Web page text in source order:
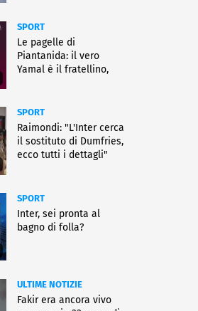
SPORT
Le pagelle di
Piantanida: il vero
Yamal è il fratellino,
SPORT
Raimondi: "L'Inter cerca
il sostituto di Dumfries,
ecco tutti i dettagli"
SPORT
Inter, sei pronta al
bagno di folla?
ULTIME NOTIZIE
Fakir era ancora vivo